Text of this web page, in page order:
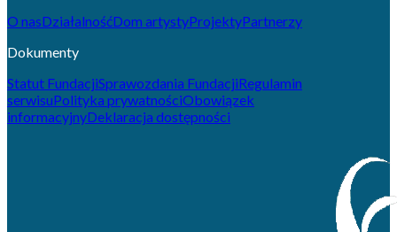
O nasDziałalnośćDom artystyProjektyPartnerzy
Dokumenty
Statut FundacjiSprawozdania FundacjiRegulamin
serwisuPolityka prywatnościObowiązek
informacyjnyDeklaracja dostępności